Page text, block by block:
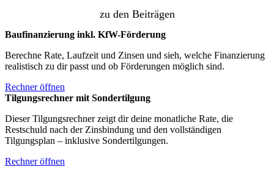
zu den Beiträgen
Baufinanzierung inkl. KfW-Förderung
Berechne Rate, Laufzeit und Zinsen und sieh, welche Finanzierung
realistisch zu dir passt und ob Förderungen möglich sind.
Rechner öffnen
Tilgungsrechner mit Sondertilgung
Dieser Tilgungsrechner zeigt dir deine monatliche Rate, die
Restschuld nach der Zinsbindung und den vollständigen
Tilgungsplan – inklusive Sondertilgungen.
Rechner öffnen